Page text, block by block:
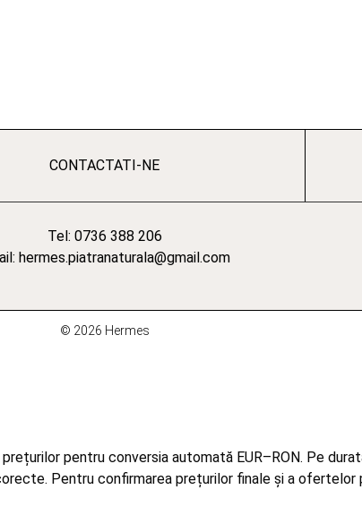
CONTACTATI-NE
Tel: 0736 388 206
hermes.piatranaturala@gmail.com
© 2026 Hermes
pentru conversia automată EUR–RON. Pe
Pentru confirmarea prețurilor finale și a ofertelor